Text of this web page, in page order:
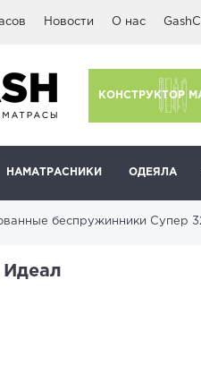
Новости О нас
КОНСТРУКТОР
НАМАТРАСНИКИ ОДЕЯЛА
беспружинники Супер